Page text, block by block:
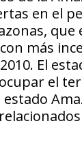
en el
más
El
el
estado